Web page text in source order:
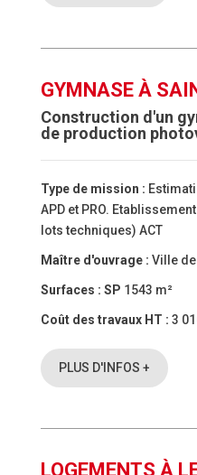
GYMNASE À
Construction d'un
de production
Type de mission :
APD et PRO.
lots techniques) ACT
Maître d'ouvrage : Ville
Surfaces : SP 1543 m²
Coût des travaux HT : 3
PLUS D'INFOS +
LOGEMENTS À